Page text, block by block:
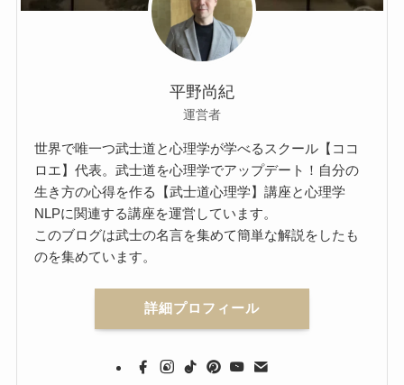
平野尚紀
運営者
世界で唯一つ武士道と心理学が学べるスクール【ココ
ロエ】代表。武士道を心理学でアップデート！自分の
生き方の心得を作る【武士道心理学】講座と心理学
NLPに関連する講座を運営しています。
このブログは武士の名言を集めて簡単な解説をしたも
のを集めています。
詳細プロフィール